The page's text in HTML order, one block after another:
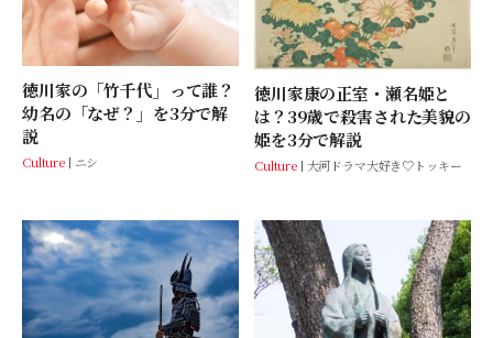
徳川家の「竹千代」って誰？
幼名の「なぜ？」を3分で解
説
Culture ニシ
徳川家康の正室・瀬名姫と
は？39歳で殺害された美貌の
姫を3分で解説
Culture 大河ドラマ大好き♡トッキー